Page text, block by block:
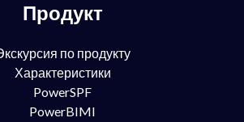
Продукт
по продукту
Характеристики
PowerSPF
PowerBIMI